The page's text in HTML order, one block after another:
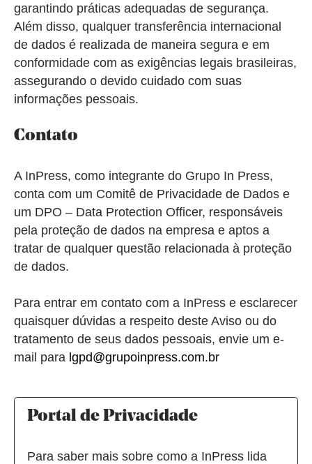
garantindo práticas adequadas de segurança.
Além disso, qualquer transferência internacional
de dados é realizada de maneira segura e em
conformidade com as exigências legais brasileiras,
assegurando o devido cuidado com suas
informações pessoais.
Contato
A InPress, como integrante do Grupo In Press,
conta com um Comitê de Privacidade de Dados e
um DPO – Data Protection Officer, responsáveis
pela proteção de dados na empresa e aptos a
tratar de qualquer questão relacionada à proteção
de dados.
Para entrar em contato com a InPress e esclarecer
quaisquer dúvidas a respeito deste Aviso ou do
tratamento de seus dados pessoais, envie um e-
mail para lgpd@grupoinpress.com.br
Portal de Privacidade
Para saber mais sobre como a InPress lida